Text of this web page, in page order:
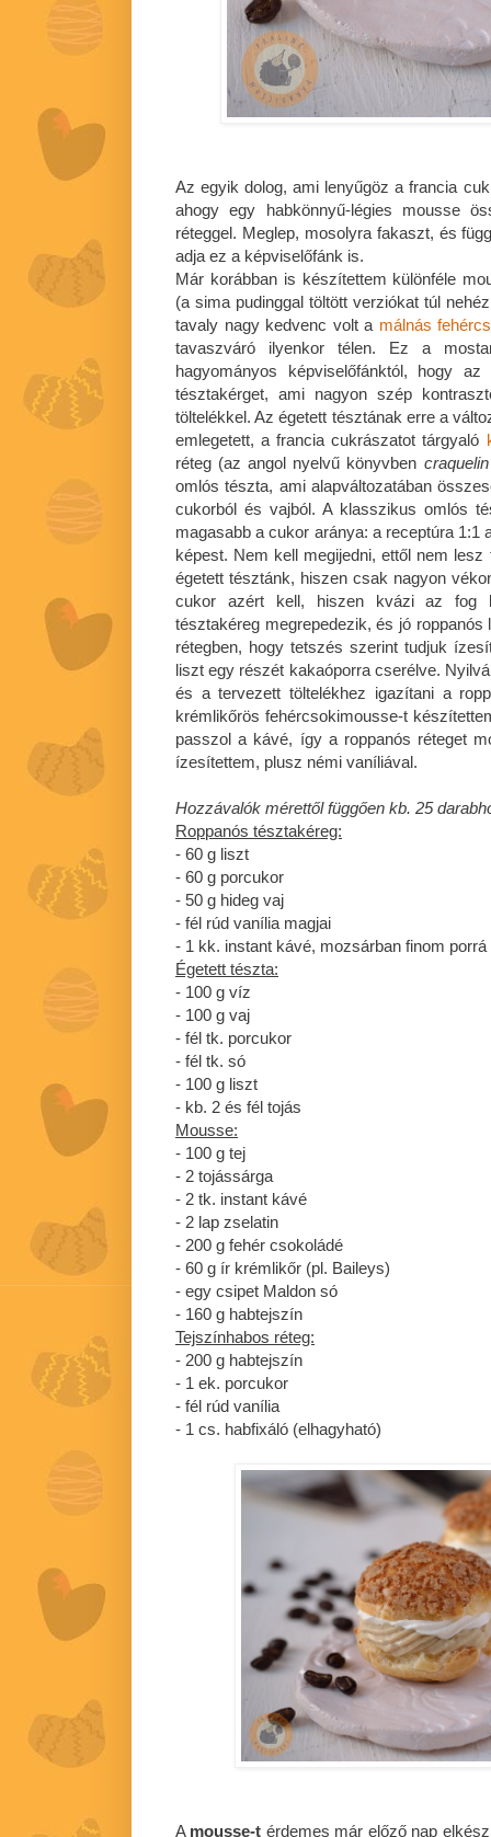
Az egyik dolog, ami lenyűgöz a francia
ahogy egy habkönnyű-légies mousse
réteggel. Meglep, mosolyra fakaszt, és
adja ez a képviselőfánk is.
Már korábban is készítettem különféle
(a sima pudinggal töltött verziókat túl
tavaly nagy kedvenc volt a málnás
tavaszváró ilyenkor télen. Ez a
hagyományos képviselőfánktól, hogy
tésztakérget, ami nagyon szép
töltelékkel. Az égetett tésztának erre a
emlegetett, a francia cukrászatot tárgyaló
réteg (az angol nyelvű könyvben craquelin
omlós tészta, ami alapváltozatában
cukorból és vajból. A klasszikus omlós
magasabb a cukor aránya: a receptúra 1:1
képest. Nem kell megijedni, ettől nem
égetett tésztánk, hiszen csak nagyon
cukor azért kell, hiszen kvázi az fog
tésztakéreg megrepedezik, és jó
rétegben, hogy tetszés szerint tudjuk
liszt egy részét kakaóporra cserélve.
és a tervezett töltelékhez igazítani a
krémlikőrös fehércsokimousse-t
passzol a kávé, így a roppanós réteget
ízesítettem, plusz némi vaníliával.
Hozzávalók mérettől függően kb. 25
Roppanós tésztakéreg:
- 60 g liszt
- 60 g porcukor
- 50 g hideg vaj
- fél rúd vanília magjai
- 1 kk. instant kávé, mozsárban finom porrá
Égetett tészta:
- 100 g víz
- 100 g vaj
- fél tk. porcukor
- fél tk. só
- 100 g liszt
- kb. 2 és fél tojás
Mousse:
- 100 g tej
- 2 tojássárga
- 2 tk. instant kávé
- 2 lap zselatin
- 200 g fehér csokoládé
- 60 g ír krémlikőr (pl. Baileys)
- egy csipet Maldon só
- 160 g habtejszín
Tejszínhabos réteg:
- 200 g habtejszín
- 1 ek. porcukor
- fél rúd vanília
- 1 cs. habfixáló (elhagyható)
A mousse-t érdemes már előző nap